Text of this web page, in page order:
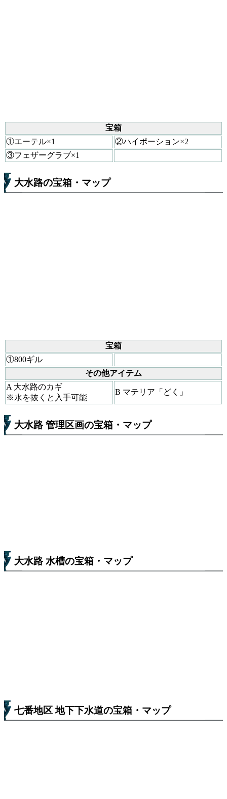
宝箱
①エーテル×1
②ハイポーション×2
③フェザーグラブ×1
大水路の宝箱・マップ
宝箱
①800ギル
その他アイテム
A 大水路のカギ
※水を抜くと入手可能
B マテリア「どく」
大水路 管理区画の宝箱・マップ
大水路 水槽の宝箱・マップ
七番地区 地下下水道の宝箱・マップ